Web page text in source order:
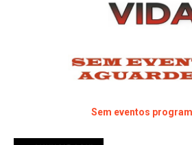
Sem eventos